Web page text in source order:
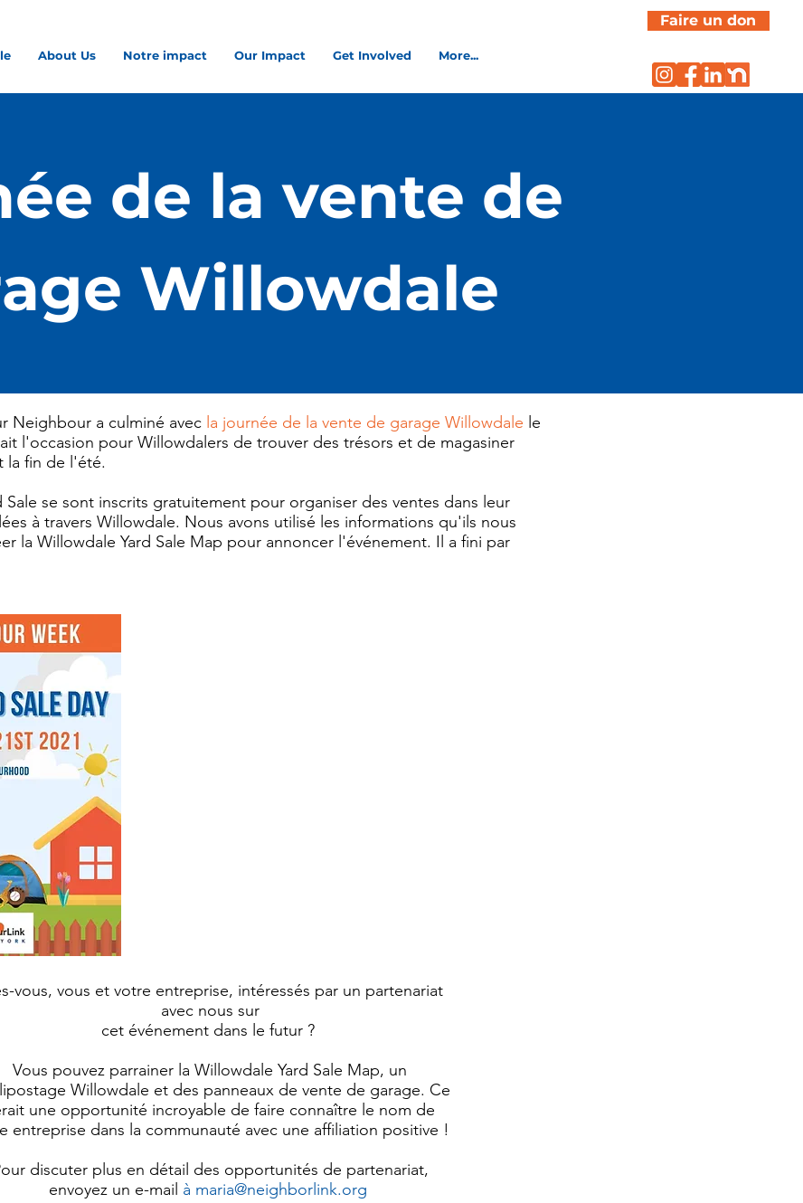
About Us Notre impact Our Impact Get Involved More...
Faire un don
de la vente de
Willowdale
Neighbour a culminé avec la journée de la vente de garage Willowdale le
l'occasion pour Willowdalers de trouver des trésors et de magasiner
la fin de l'été.
Sale se sont inscrits gratuitement pour organiser des ventes dans leur
à travers Willowdale. Nous avons utilisé les informations qu'ils nous
la Willowdale Yard Sale Map pour annoncer l'événement. Il a fini par
vous, vous et votre entreprise, intéressés par un partenariat
avec nous sur
cet événement dans le futur ?
Vous pouvez parrainer la Willowdale Yard Sale Map, un
Willowdale et des panneaux de vente de garage. Ce
une opportunité incroyable de faire connaître le nom de
entreprise dans la communauté avec une affiliation positive !
discuter plus en détail des opportunités de partenariat,
envoyez un e-mail à maria@neighborlink.org